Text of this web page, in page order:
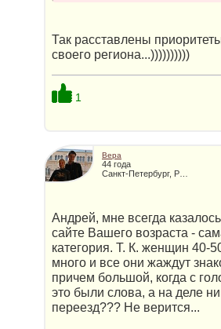
Так расставлены
своего региона...))))))))))
1
Вера
44 года
Андрей, мне всегда
сайте Вашего возраста -
категория. Т. К. женщин 40-
много и все они жаждут
причем большой, когда с
это были слова, а на деле
переезд??? Не верится...